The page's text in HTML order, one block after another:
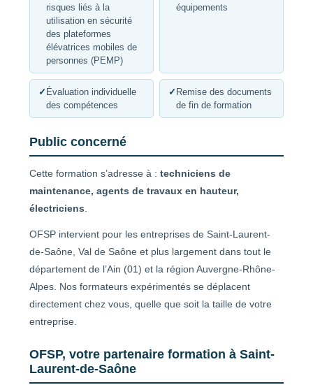
risques liés à la
utilisation en sécurité
des plateformes
élévatrices mobiles de
personnes (PEMP)
équipements
✓ Évaluation individuelle
des compétences
✓ Remise des documents
de fin de formation
Public concerné
Cette formation s’adresse à : techniciens de
maintenance, agents de travaux en hauteur,
électriciens
OFSP intervient pour les entreprises de Saint-Laurent-
de-Saône, Val de Saône et plus largement dans tout le
département de l’Ain (01) et la région Auvergne-Rhône-
Alpes. Nos formateurs expérimentés se déplacent
directement chez vous, quelle que soit la taille de votre
entreprise.
OFSP, votre partenaire formation à Saint-
Laurent-de-Saône